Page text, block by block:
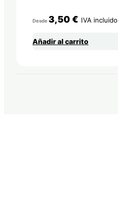
Desde3,50€ IVA incluido
Añadir al carrito